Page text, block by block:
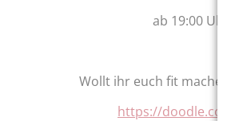
ab 19:00 Uhr
Wollt ihr euch fit machen
https://doodle.com/